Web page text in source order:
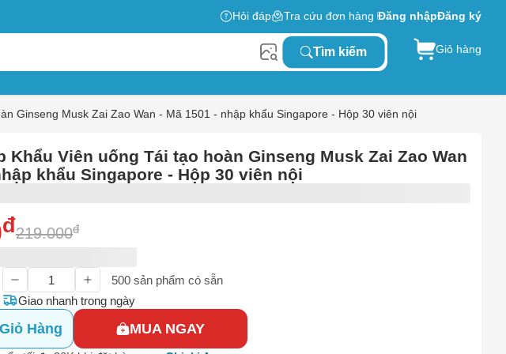
Hỏi đáp Tra cứu đơn hàng Đăng nhậpĐăng ký
Tìm kiếm Giỏ hàng
Ginseng Musk Zai Zao Wan - Mã 1501 - nhập khẩu Singapore - Hộp 30 viên nội
Khẩu Viên uống Tái tạo hoàn Ginseng Musk Zai Zao Wan
khẩu Singapore - Hộp 30 viên nội
đ219.000đ
500 sản phẩm có sẵn
Giao nhanh trong ngày
Hàng MUA NGAY
hayMua hàng?